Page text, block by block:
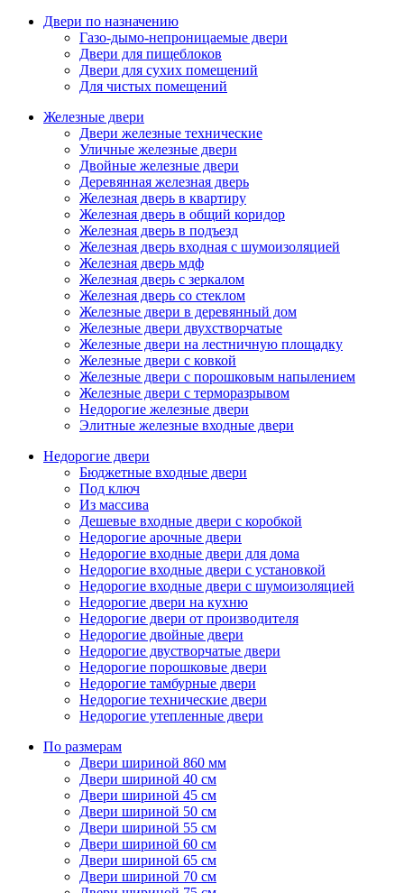
Двери по назначению
Газо-дымо-непроницаемые двери
Двери для пищеблоков
Двери для сухих помещений
Для чистых помещений
Железные двери
Двери железные технические
Уличные железные двери
Двойные железные двери
Деревянная железная дверь
Железная дверь в квартиру
Железная дверь в общий коридор
Железная дверь в подъезд
Железная дверь входная с шумоизоляцией
Железная дверь мдф
Железная дверь с зеркалом
Железная дверь со стеклом
Железные двери в деревянный дом
Железные двери двухстворчатые
Железные двери на лестничную площадку
Железные двери с ковкой
Железные двери с порошковым напылением
Железные двери с терморазрывом
Недорогие железные двери
Элитные железные входные двери
Недорогие двери
Бюджетные входные двери
Под ключ
Из массива
Дешевые входные двери с коробкой
Недорогие арочные двери
Недорогие входные двери для дома
Недорогие входные двери с установкой
Недорогие входные двери с шумоизоляцией
Недорогие двери на кухню
Недорогие двери от производителя
Недорогие двойные двери
Недорогие двустворчатые двери
Недорогие порошковые двери
Недорогие тамбурные двери
Недорогие технические двери
Недорогие утепленные двери
По размерам
Двери шириной 860 мм
Двери шириной 40 см
Двери шириной 45 см
Двери шириной 50 см
Двери шириной 55 см
Двери шириной 60 см
Двери шириной 65 см
Двери шириной 70 см